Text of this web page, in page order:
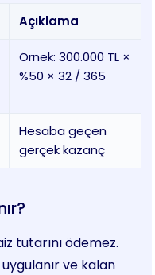
Açıklama
Örnek: 300.000 TL ×
%50 × 32 / 365
Hesaba geçen
gerçek kazanç
tutarını ödemez.
ve kalan